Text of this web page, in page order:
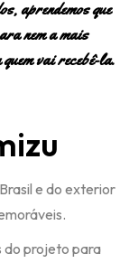
aprendemos que
nem a mais
vai recebê-la.
e do exterior
do projeto para